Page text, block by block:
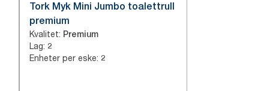
Tork Myk Mini Jumbo toalettrull
premium
Kvalitet: Premium
Lag: 2
Enheter per eske: 2